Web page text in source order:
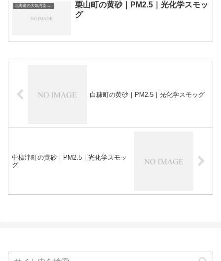
北海道の大気汚染・PM2.5・黄砂・エアロゾルの数値
栗山町の黄砂｜PM2.5｜光化学スモッ
グ
白糠町の黄砂｜PM2.5｜光化学スモッグ
中標津町の黄砂｜PM2.5｜光化学スモッ
グ